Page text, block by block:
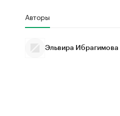
Авторы
Эльвира Ибрагимова